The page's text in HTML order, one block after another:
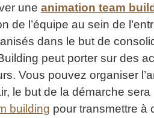
une animation team
de l’équipe au sein de
dans le but de
peut porter sur des
Vous pouvez organiser
le but de la démarche sera
building pour transmettre à